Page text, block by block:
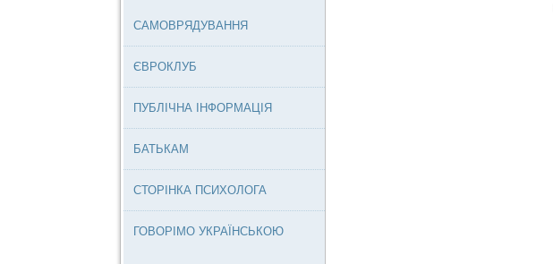
САМОВРЯДУВАННЯ
ЄВРОКЛУБ
ПУБЛІЧНА ІНФОРМАЦІЯ
БАТЬКАМ
СТОРІНКА ПСИХОЛОГА
ГОВОРІМО УКРАЇНСЬКОЮ